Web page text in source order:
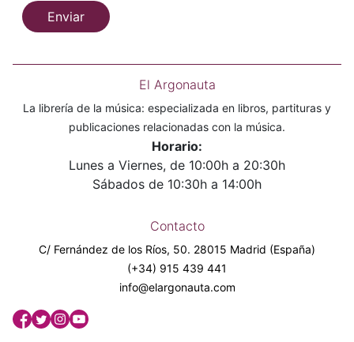
Enviar
El Argonauta
La librería de la música: especializada en libros, partituras y
publicaciones relacionadas con la música.
Horario:
Lunes a Viernes, de 10:00h a 20:30h
Sábados de 10:30h a 14:00h
Contacto
C/ Fernández de los Ríos, 50. 28015 Madrid (España)
(+34) 915 439 441
info@elargonauta.com